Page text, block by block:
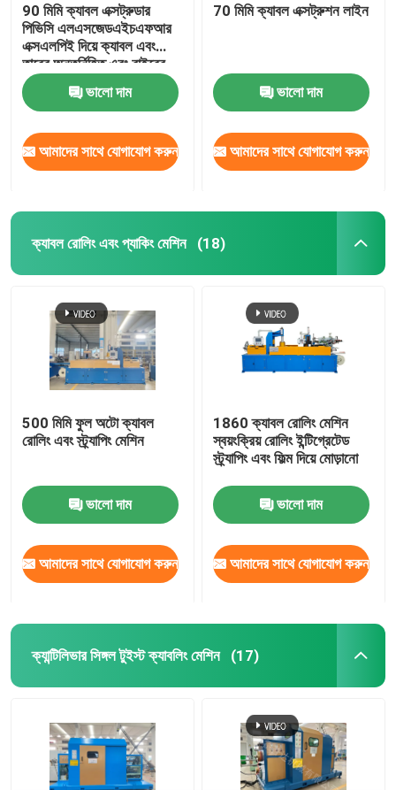
90 মিমি ক্যাবল এক্সট্রুডার
পিভিসি এলএসজেডএইচএফআর
এক্সএলপিই দিয়ে ক্যাবল এবং
তারের অন্তর্নিহিত এবং বাইরের
আবরণ এবং অন্তর্নির্মিত করার
জন্য
ভালো দাম
আমাদের সাথে যোগাযোগ করুন
70 মিমি ক্যাবল এক্সট্রুশন লাইন
ভালো দাম
আমাদের সাথে যোগাযোগ করুন
ক্যাবল রোলিং এবং প্যাকিং মেশিন (18)
500 মিমি ফুল অটো ক্যাবল
রোলিং এবং স্ট্র্যাপিং মেশিন
ভালো দাম
আমাদের সাথে যোগাযোগ করুন
1860 ক্যাবল রোলিং মেশিন
স্বয়ংক্রিয় রোলিং ইন্টিগ্রেটেড
স্ট্র্যাপিং এবং ফিল্ম দিয়ে মোড়ানো
ভালো দাম
আমাদের সাথে যোগাযোগ করুন
ক্যান্টিলিভার সিঙ্গল টুইস্ট ক্যাবলিং মেশিন (17)